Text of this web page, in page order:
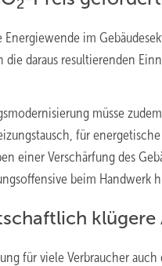
2
im
die daraus resultierenden
müsse
für
einer Verschärfung des
beim
klügere
für viele Verbraucher